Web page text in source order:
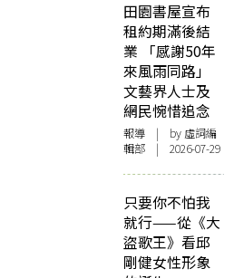
田園書屋宣布
租約期滿後結
業 「感謝50年
來風雨同路」
文藝界人士及
網民惋惜追念
報導 | by 虛詞編
輯部 | 2026-07-29
只要你不怕我
就行——從《大
盜歌王》看邱
剛健女性形象